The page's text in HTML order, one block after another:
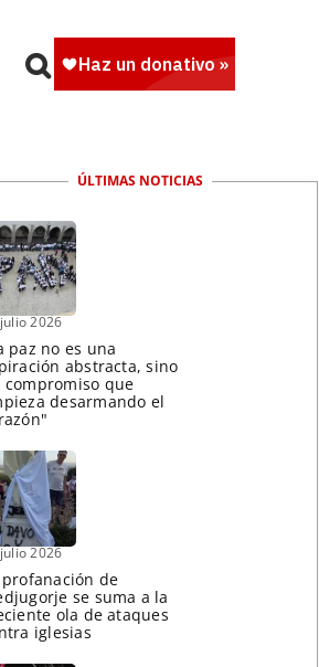
ÚLTIMAS NOTICIAS
2026
paz no es una
abstracta, sino
compromiso que
desarmando el
2026
profanación de
se suma a la
ola de ataques
iglesias